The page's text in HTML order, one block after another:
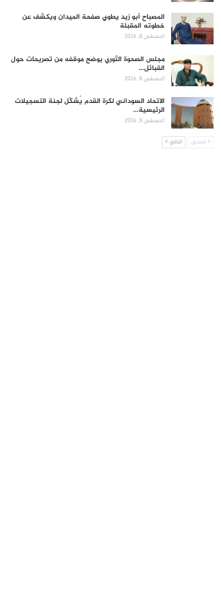
المصباح أبو زيد يطوي صفحة الميدان ويكشف عن
خطوته المقبلة
أغسطس 8, 2026
مجلس الصحوة الثوري يوضح موقفه من تصريحات حول
القبائل…
أغسطس 8, 2026
الاتحاد السوداني لكرة القدم يُشكّل لجنة التسجيلات
الرئيسية…
أغسطس 8, 2026
السابق التالي